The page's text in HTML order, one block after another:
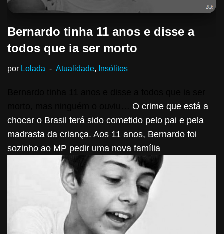
Bernardo tinha 11 anos e disse a
todos que ia ser morto
por Lolada Atualidade, Insólitos
O crime que está a
chocar o Brasil terá sido cometido pelo pai e pela
madrasta da criança. Aos 11 anos, Bernardo foi
sozinho ao MP pedir uma nova família